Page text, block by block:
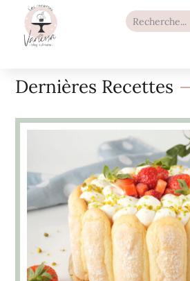
Dernières Recettes